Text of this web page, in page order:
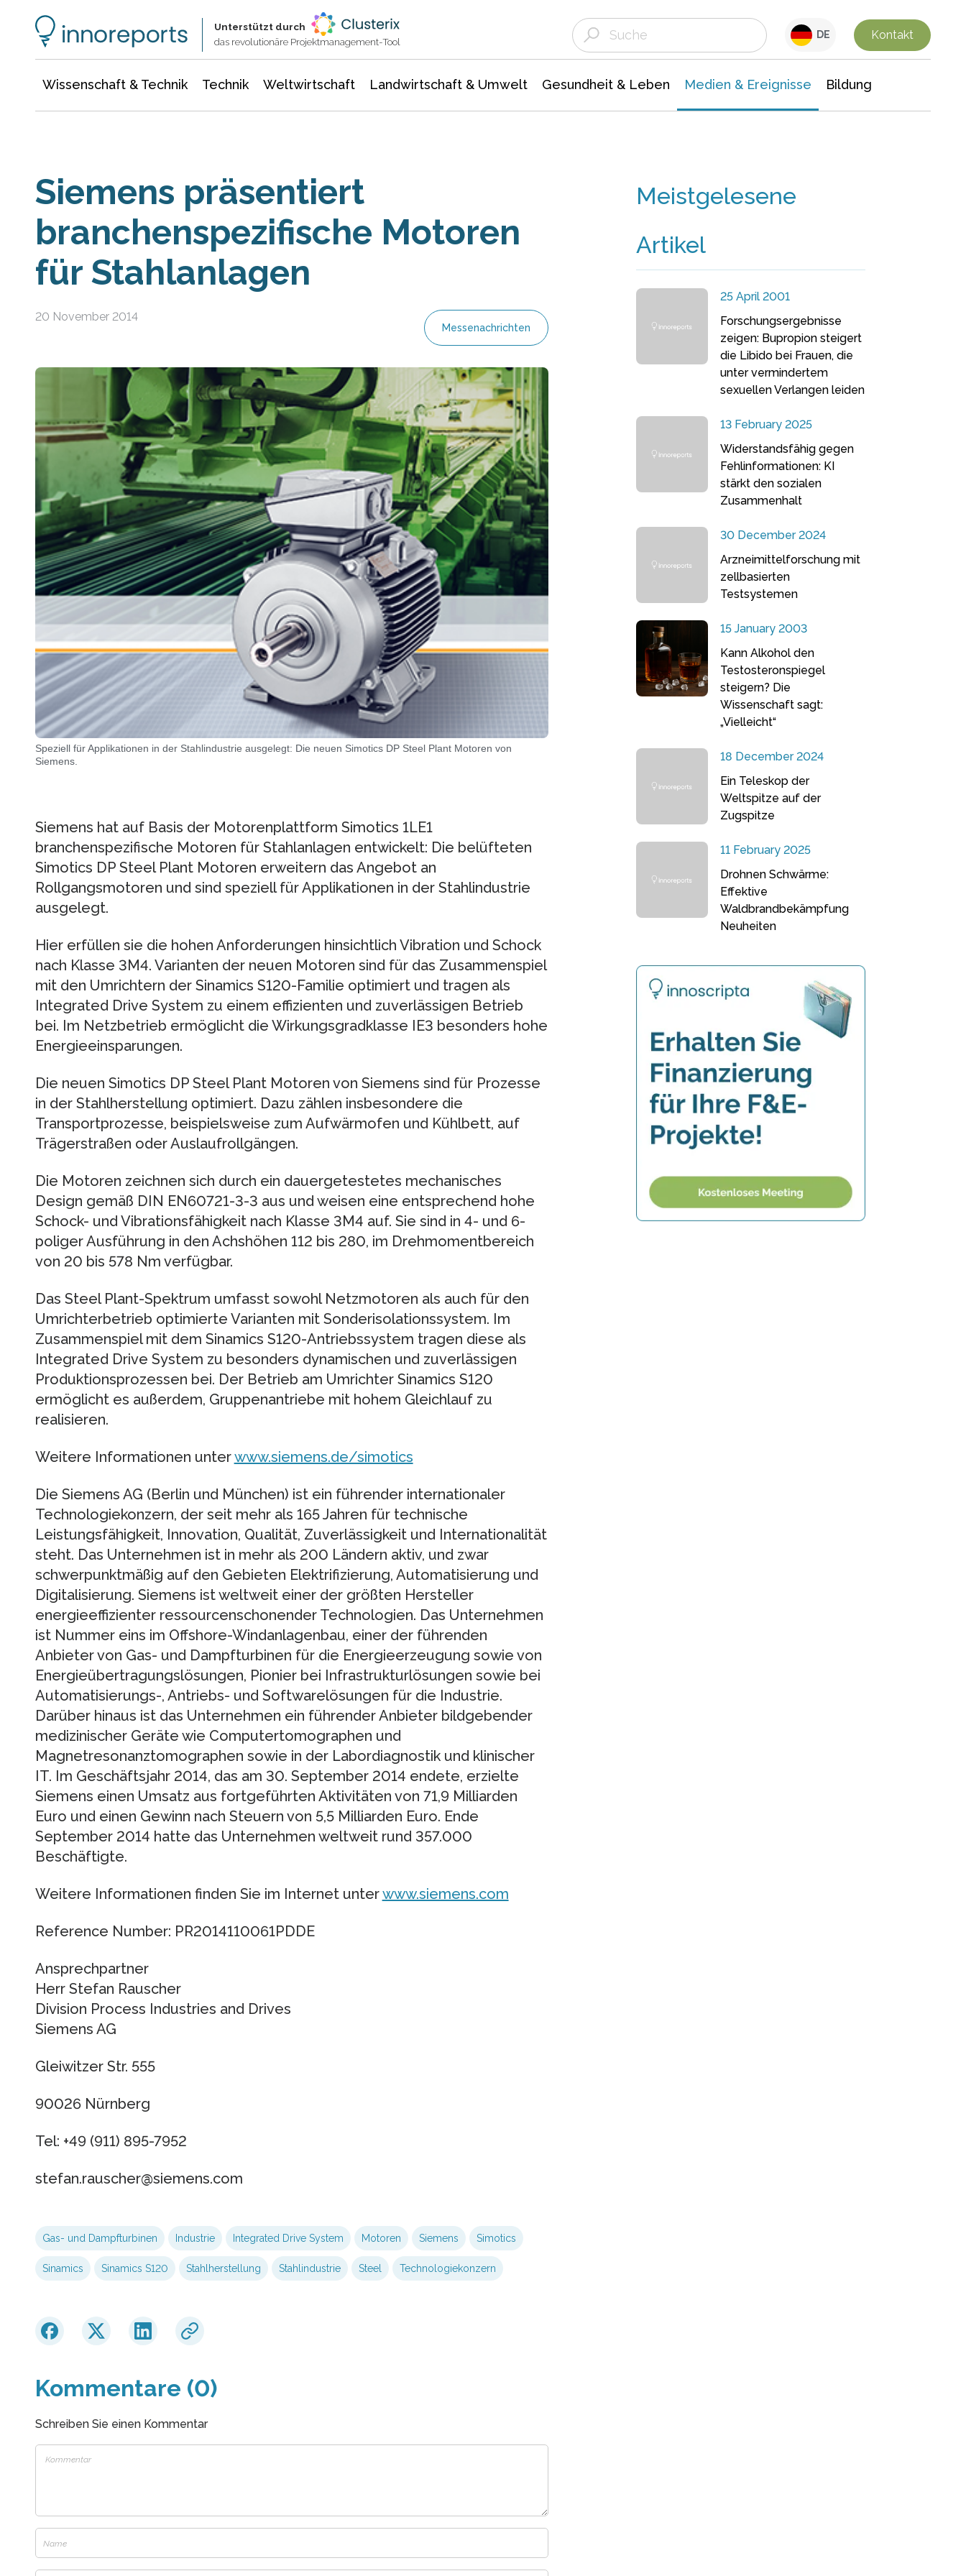
Unterstützt durch
das revolutionäre Projektmanagement-Tool
DE Kontakt
Wissenschaft & Technik Technik Weltwirtschaft Landwirtschaft & Umwelt Gesundheit & Leben Medien & Ereignisse Bildung
Siemens präsentiert
branchenspezifische Motoren
für Stahlanlagen
20 November 2014
Messenachrichten
Speziell für Applikationen in der Stahlindustrie ausgelegt: Die neuen Simotics DP Steel Plant Motoren von
Siemens.
Siemens hat auf Basis der Motorenplattform Simotics 1LE1
branchenspezifische Motoren für Stahlanlagen entwickelt: Die belüfteten
Simotics DP Steel Plant Motoren erweitern das Angebot an
Rollgangsmotoren und sind speziell für Applikationen in der Stahlindustrie
ausgelegt.
Hier erfüllen sie die hohen Anforderungen hinsichtlich Vibration und Schock
nach Klasse 3M4. Varianten der neuen Motoren sind für das Zusammenspiel
mit den Umrichtern der Sinamics S120-Familie optimiert und tragen als
Integrated Drive System zu einem effizienten und zuverlässigen Betrieb
bei. Im Netzbetrieb ermöglicht die Wirkungsgradklasse IE3 besonders hohe
Energieeinsparungen.
Die neuen Simotics DP Steel Plant Motoren von Siemens sind für Prozesse
in der Stahlherstellung optimiert. Dazu zählen insbesondere die
Transportprozesse, beispielsweise zum Aufwärmofen und Kühlbett, auf
Trägerstraßen oder Auslaufrollgängen.
Die Motoren zeichnen sich durch ein dauergetestetes mechanisches
Design gemäß DIN EN60721-3-3 aus und weisen eine entsprechend hohe
Schock- und Vibrationsfähigkeit nach Klasse 3M4 auf. Sie sind in 4- und 6-
poliger Ausführung in den Achshöhen 112 bis 280, im Drehmomentbereich
von 20 bis 578 Nm verfügbar.
Das Steel Plant-Spektrum umfasst sowohl Netzmotoren als auch für den
Umrichterbetrieb optimierte Varianten mit Sonderisolationssystem. Im
Zusammenspiel mit dem Sinamics S120-Antriebssystem tragen diese als
Integrated Drive System zu besonders dynamischen und zuverlässigen
Produktionsprozessen bei. Der Betrieb am Umrichter Sinamics S120
ermöglicht es außerdem, Gruppenantriebe mit hohem Gleichlauf zu
realisieren.
Weitere Informationen unterwww.siemens.de/simotics
Die Siemens AG (Berlin und München) ist ein führender internationaler
Technologiekonzern, der seit mehr als 165 Jahren für technische
Leistungsfähigkeit, Innovation, Qualität, Zuverlässigkeit und Internationalität
steht. Das Unternehmen ist in mehr als 200 Ländern aktiv, und zwar
schwerpunktmäßig auf den Gebieten Elektrifizierung, Automatisierung und
Digitalisierung. Siemens ist weltweit einer der größten Hersteller
energieeffizienter ressourcenschonender Technologien. Das Unternehmen
ist Nummer eins im Offshore-Windanlagenbau, einer der führenden
Anbieter von Gas- und Dampfturbinen für die Energieerzeugung sowie von
Energieübertragungslösungen, Pionier bei Infrastrukturlösungen sowie bei
Automatisierungs-, Antriebs- und Softwarelösungen für die Industrie.
Darüber hinaus ist das Unternehmen ein führender Anbieter bildgebender
medizinischer Geräte wie Computertomographen und
Magnetresonanztomographen sowie in der Labordiagnostik und klinischer
IT. Im Geschäftsjahr 2014, das am 30. September 2014 endete, erzielte
Siemens einen Umsatz aus fortgeführten Aktivitäten von 71,9 Milliarden
Euro und einen Gewinn nach Steuern von 5,5 Milliarden Euro. Ende
September 2014 hatte das Unternehmen weltweit rund 357.000
Beschäftigte.
Weitere Informationen finden Sie im Internet unterwww.siemens.com
Reference Number: PR2014110061PDDE
Ansprechpartner
Herr Stefan Rauscher
Division Process Industries and Drives
Siemens AG
Gleiwitzer Str. 555
90026 Nürnberg
Tel: +49 (911) 895-7952
stefan.rauscher​@siemens.com
Gas- und Dampfturbinen Industrie Integrated Drive System Motoren Siemens Simotics
Sinamics Sinamics S120 Stahlherstellung Stahlindustrie Steel Technologiekonzern
Kommentare (0)
Schreiben Sie einen Kommentar
Meistgelesene
Artikel
25 April 2001
Forschungsergebnisse
zeigen: Bupropion steigert
die Libido bei Frauen, die
unter vermindertem
sexuellen Verlangen leiden
13 February 2025
Widerstandsfähig gegen
Fehlinformationen: KI
stärkt den sozialen
Zusammenhalt
30 December 2024
Arzneimittelforschung mit
zellbasierten
Testsystemen
15 January 2003
Kann Alkohol den
Testosteronspiegel
steigern? Die
Wissenschaft sagt:
„Vielleicht“
18 December 2024
Ein Teleskop der
Weltspitze auf der
Zugspitze
11 February 2025
Drohnen Schwärme:
Effektive
Waldbrandbekämpfung
Neuheiten